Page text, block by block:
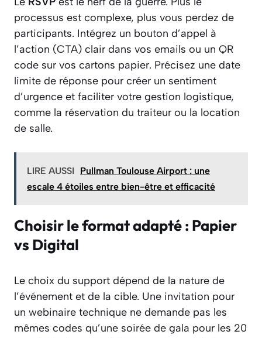
processus est complexe, plus vous perdez de
participants. Intégrez un bouton d’appel à
l’action (CTA) clair dans vos emails ou un QR
code sur vos cartons papier. Précisez une date
limite de réponse pour créer un sentiment
d’urgence et faciliter votre gestion logistique,
comme la réservation du traiteur ou la location
de salle.
LIRE AUSSI
Pullman Toulouse Airport : une
escale 4 étoiles entre bien-être et efficacité
Choisir le format adapté : Papier
vs Digital
Le choix du support dépend de la nature de
l’événement et de la cible. Une invitation pour
un webinaire technique ne demande pas les
mêmes codes qu’une soirée de gala pour les 20